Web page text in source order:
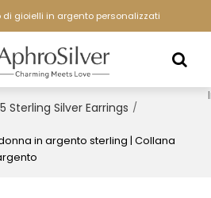
gioielli in argento personalizzati
Sterling Silver Earrings /
in argento sterling | Collana